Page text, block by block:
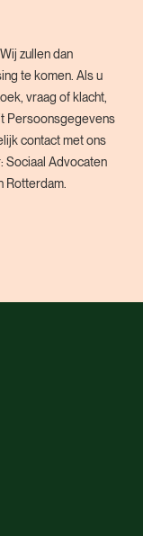
zullen dan
te komen. Als u
vraag of klacht,
Persoonsgegevens
contact met ons
Sociaal Advocaten
Rotterdam.